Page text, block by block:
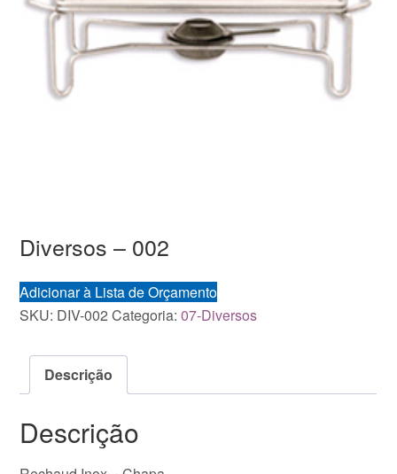
Diversos – 002
Adicionar à Lista de Orçamento
SKU: DIV-002 Categoria:07-Diversos
Descrição
Descrição